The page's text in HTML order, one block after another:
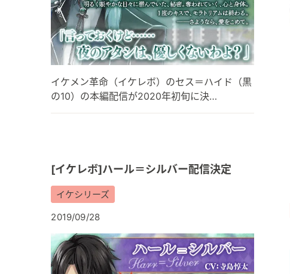
イケメン革命（イケレボ）のセス＝ハイド（黒
の10）の本編配信が2020年初旬に決…
[イケレボ]ハール＝シルバー配信決定
イケシリーズ
2019/09/28